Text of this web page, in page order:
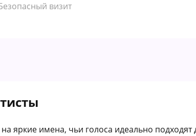
визит
яркие имена, чьи голоса идеально подходят